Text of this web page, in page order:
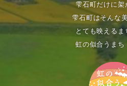
雫石町だけに架
雫石町はそんな
とても映えるま
虹の似合うま